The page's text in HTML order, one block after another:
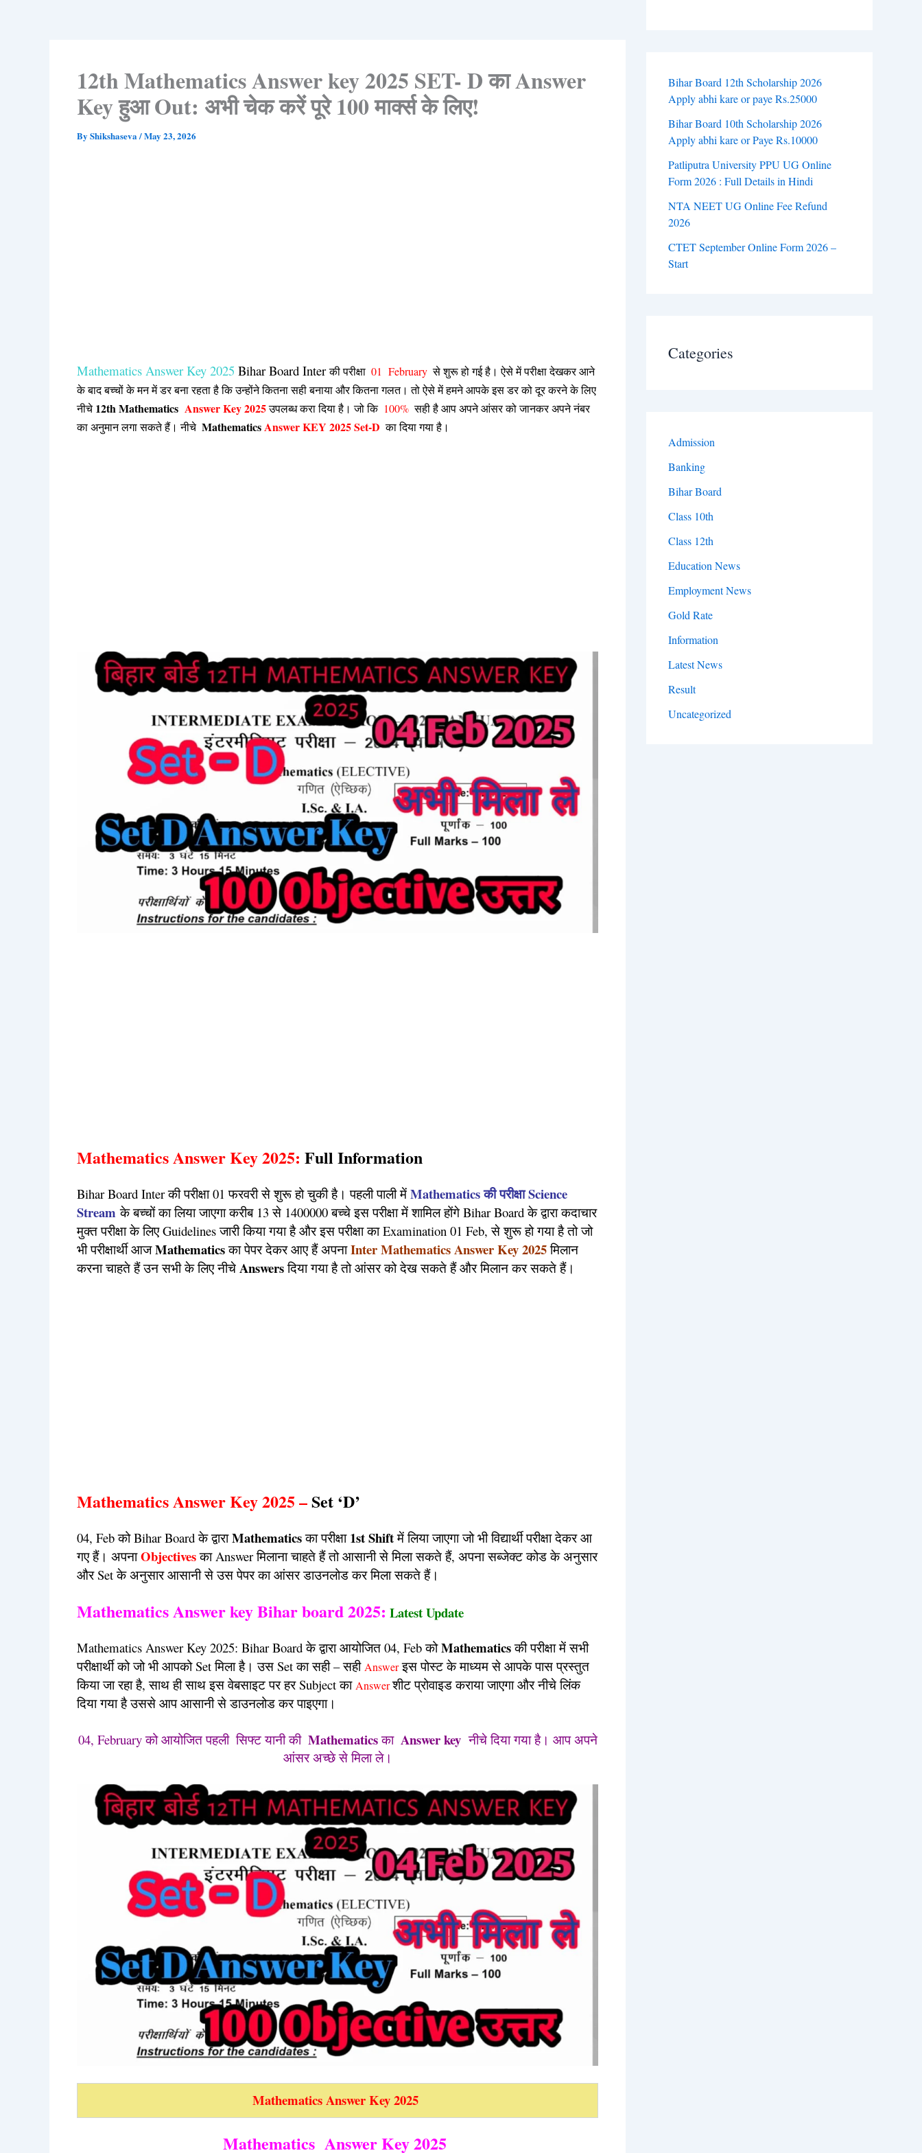
12th Mathematics Answer key 2025 SET- D का Answer
Key हुआ Out: अभी चेक करें पूरे 100 मार्क्स के लिए!
By Shikshaseva/May 23, 2026
Mathematics Answer Key 2025 Bihar Board Interकी परीक्षा 01 February से शुरू हो गई है। ऐसे में परीक्षा देखकर आने
के बाद बच्चों के मन में डर बना रहता है कि उन्होंने कितना सही बनाया और कितना गलत। तो ऐसे में हमने आपके इस डर को दूर करने के लिए
नीचे 12th Mathematics Answer Key 2025उपलब्ध करा दिया है। जो कि 100% सही है आप अपने आंसर को जानकर अपने नंबर
का अनुमान लगा सकते हैं। नीचे MathematicsAnswer KEY 2025 Set-D कादिया गया है।
Mathematics Answer Key 2025: Full Information
Bihar Board Inter की परीक्षा 01 फरवरी से शुरू हो चुकी है। पहलीपाली में Mathematics की परीक्षा Science
Stream के बच्चों का लिया जाएगा करीब 13 से 1400000 बच्चे इस परीक्षा में शामिल होंगे Bihar Board के द्वारा कदाचार
मुक्त परीक्षा के लिए Guidelines जारी किया गया है और इस परीक्षा का Examination 01 Feb, से शुरू हो गया है तो जो
भी परीक्षार्थी आजMathematicsका पेपर देकर आए हैं अपनाInter Mathematics Answer Key 2025मिलान
करना चाहते हैं उन सभी के लिए नीचे Answersदिया गया है तो आंसर को देख सकते हैं और मिलान कर सकते हैं।
Mathematics Answer Key 2025 –Set ‘D’
04, Feb को Bihar Board के द्वाराMathematicsका परीक्षा 1st Shiftमें लिया जाएगा जो भी विद्यार्थी परीक्षा देकर आ
गए हैं। अपनाObjectivesका Answer मिलाना चाहते हैं तो आसानी से मिला सकते हैं, अपना सब्जेक्ट कोड के अनुसार
और Set के अनुसार आसानी से उस पेपर का आंसर डाउनलोड कर मिला सकते हैं।
Mathematics Answer key Bihar board 2025: Latest Update
Mathematics Answer Key 2025: Bihar Board के द्वारा आयोजित 04, Feb कोMathematicsकी परीक्षा में सभी
परीक्षार्थी को जो भी आपको Setमिला है। उस Set का सही – सही Answerइस पोस्ट के माध्यम से आपके पास प्रस्तुत
किया जा रहा है, साथ ही साथ इस वेबसाइट पर हर Subject का Answerशीट प्रोवाइड कराया जाएगा और नीचे लिंक
दिया गया है उससे आप आसानी से डाउनलोड कर पाइएगा।
04, Februaryको आयोजितपहली सिफ्ट यानी की Mathematicsका Answer key नीचे दिया गया है। आप अपने
आंसर अच्छे से मिला ले।
Mathematics Answer Key 2025
Mathematics Answer Key 2025
Bihar Board 12th Scholarship 2026
Apply abhi kare or paye Rs.25000
Bihar Board 10th Scholarship 2026
Apply abhi kare or Paye Rs.10000
Patliputra University PPU UG Online
Form 2026 : Full Details in Hindi
NTA NEET UG Online Fee Refund
2026
CTET September Online Form 2026 –
Start
Categories
Admission
Banking
Bihar Board
Class 10th
Class 12th
Education News
Employment News
Gold Rate
Information
Latest News
Result
Uncategorized